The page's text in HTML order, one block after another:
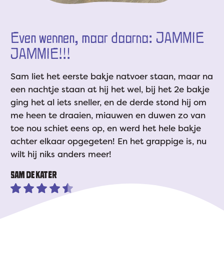
Even wennen, maar daarna: JAMMIE
JAMMIE!!!
Sam liet het eerste bakje natvoer staan, maar na
een nachtje staan at hij het wel, bij het 2e bakje
ging het al iets sneller, en de derde stond hij om
me heen te draaien, miauwen en duwen zo van
toe nou schiet eens op, en werd het hele bakje
achter elkaar opgegeten! En het grappige is, nu
wilt hij niks anders meer!
SAM DE KATER